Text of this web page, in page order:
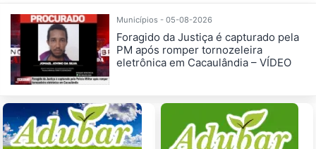
Municípios - 05-08-2026
Foragido da Justiça é capturado pela
PM após romper tornozeleira
eletrônica em Cacaulândia – VÍDEO